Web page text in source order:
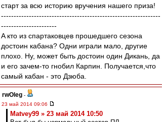
старт за всю историю вручения нашего приза!
---------------------------------------------------------------
----------------------
A кто из спартаковцев прошедшего сезона
достоин кабана? Одни играли мало, другие
плохо. Ну, может быть достоин один Дикань, да
и его зачем-то гнобил Карпин. Получается,что
самый кабан - это Дзюба.
rwOleg -
23 май 2014 09:06
Matvey99 » 23 май 2014 10:50